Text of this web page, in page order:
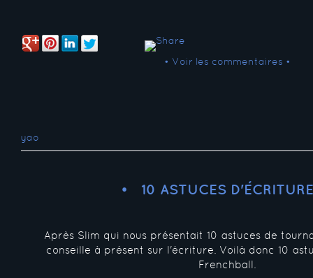
• Voir les commentaires •
yao
10 ASTUCES D'ÉCRITURE
Après Slim qui nous présentait 10 astuces de
conseille à présent sur l'écriture. Voilà donc 10
Frenchball.